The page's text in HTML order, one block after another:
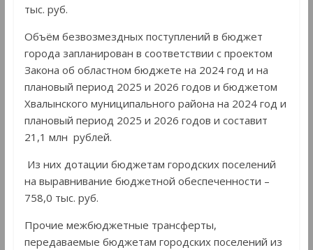
тыс. руб.
Объём безвозмездных поступлений в бюджет
города запланирован в соответствии с проектом
Закона об областном бюджете на 2024 год и на
плановый период 2025 и 2026 годов и бюджетом
Хвалынского муниципального района на 2024 год и
плановый период 2025 и 2026 годов и составит
21,1 млн рублей.
Из них дотации бюджетам городских поселений
на выравнивание бюджетной обеспеченности –
758,0 тыс. руб.
Прочие межбюджетные трансферты,
передаваемые бюджетам городских поселений из